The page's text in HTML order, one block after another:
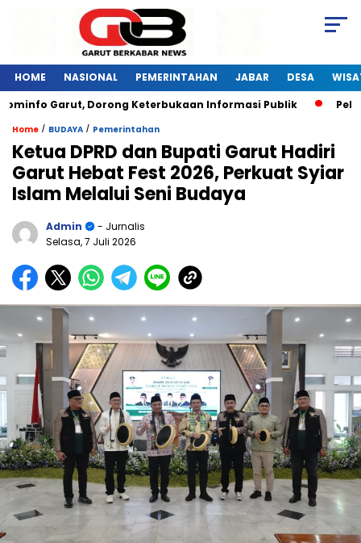
HOME NASIONAL PEMERINTAHAN JABAR DESA
Garut, Dorong Keterbukaan Informasi Publik
Home / BUDAYA / Pemerintahan
Ketua DPRD dan Bupati Garut Hadiri
Garut Hebat Fest 2026, Perkuat Syiar
Islam Melalui Seni Budaya
Admin
- Jurnalis
Selasa, 7 Juli 2026